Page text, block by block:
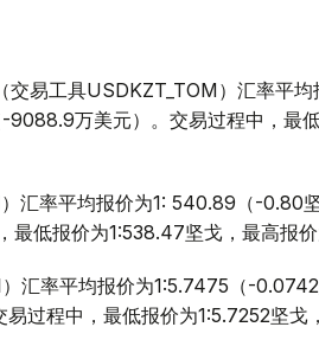
易工具USDKZT_TOM）汇率平
9088.9万美元）。交易过程中，最
汇率平均报价为1: 540.89（-0.80
低报价为1:538.47坚戈，最高报价
汇率平均报价为1:5.7475（-
过程中，最低报价为1:5.7252坚戈